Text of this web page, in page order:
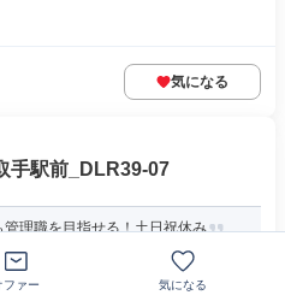
気になる
手駅前_DLR39-07
理職を目指せる！土日祝休み
ファー 気になる